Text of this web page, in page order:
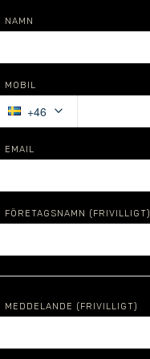
NAMN
MOBIL
+46 keyboard_arrow_down
EMAIL
FÖRETAGSNAMN (FRIVILLIGT)
MEDDELANDE (FRIVILLIGT)